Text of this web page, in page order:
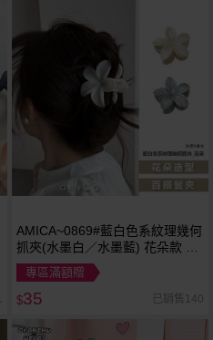
AMICA~0869#藍白色系紋理幾何
抓夾(水墨白／水墨藍) 花朵款 1
入 款式可選
專區滿額贈
$35 已銷售140